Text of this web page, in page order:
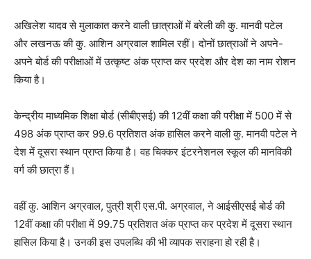
अखिलेश यादव से मुलाकात करने वाली छात्राओं में बरेली की कु. मानवी पटेल
और लखनऊ की कु. आशिन अग्रवाल शामिल रहीं। दोनों छात्राओं ने अपने-
अपने बोर्ड की परीक्षाओं में उत्कृष्ट अंक प्राप्त कर प्रदेश और देश का नाम रोशन
किया है।
केन्द्रीय माध्यमिक शिक्षा बोर्ड (सीबीएसई) की 12वीं कक्षा की परीक्षा में 500 में से
498 अंक प्राप्त कर 99.6 प्रतिशत अंक हासिल करने वाली कु. मानवी पटेल ने
देश में दूसरा स्थान प्राप्त किया है। वह चिक्कर इंटरनेशनल स्कूल की मानविकी
वर्ग की छात्रा हैं।
वहीं कु. आशिन अग्रवाल, पुत्री श्री एस.पी. अग्रवाल, ने आईसीएसई बोर्ड की
12वीं कक्षा की परीक्षा में 99.75 प्रतिशत अंक प्राप्त कर प्रदेश में दूसरा स्थान
हासिल किया है। उनकी इस उपलब्धि की भी व्यापक सराहना हो रही है।